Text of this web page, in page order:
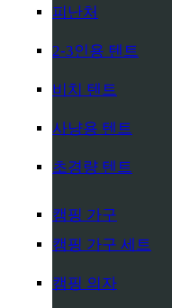
피난처
2-3인용 텐트
비치 텐트
사냥용 텐트
초경량 텐트
캠핑 가구
캠핑 가구 세트
캠핑 의자